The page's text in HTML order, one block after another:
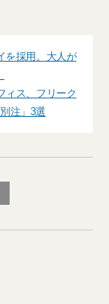
を採用。大人が
ィス、フリーク
注」3選